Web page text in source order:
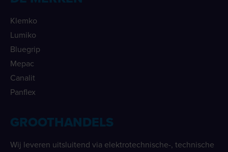
Klemko
Lumiko
Bluegrip
Mepac
Canalit
Panflex
GROOTHANDELS
Wij leveren uitsluitend via elektrotechnische-, technische